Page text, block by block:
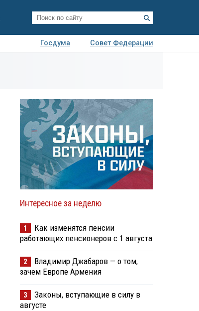
Госдума
Совет Федерации
Интересное за неделю
1
Как изменятся пенсии
работающих пенсионеров с 1 августа
2
Владимир Джабаров — о том,
зачем Европе Армения
3
Законы, вступающие в силу в
августе